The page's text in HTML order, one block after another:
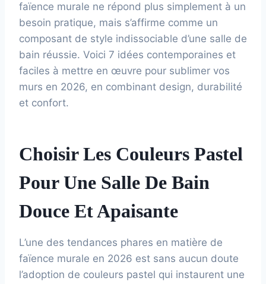
faïence murale ne répond plus simplement à un
besoin pratique, mais s’affirme comme un
composant de style indissociable d’une salle de
bain réussie. Voici 7 idées contemporaines et
faciles à mettre en œuvre pour sublimer vos
murs en 2026, en combinant design, durabilité
et confort.
Choisir Les Couleurs Pastel
Pour Une Salle De Bain
Douce Et Apaisante
L’une des tendances phares en matière de
faïence murale en 2026 est sans aucun doute
l’adoption de couleurs pastel qui instaurent une